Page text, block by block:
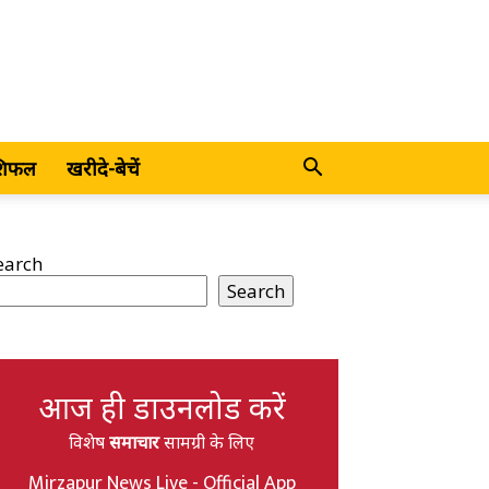
खरीदे-बेचें
Search
आज ही डाउनलोड करें
विशेषसमाचारसामग्री के लिए